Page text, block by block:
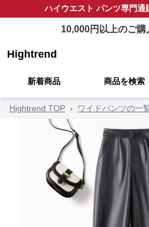
ハイウエスト パンツ専門通
10,000円以上のご購
Hightrend
新着商品 商品を検索
Hightrend TOP › ワイドパンツの一